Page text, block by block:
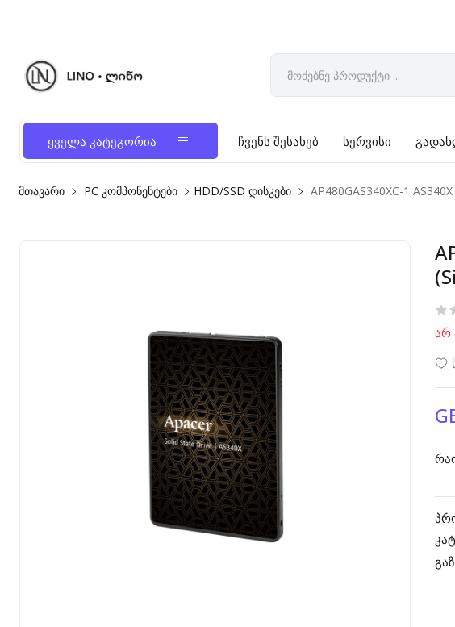
ყველა კატეგორია ჩვენს შესახებ სერვისი
მთავარი PC კომპონენტები HDD/SSD დისკები AP480GAS340XC-1
არ